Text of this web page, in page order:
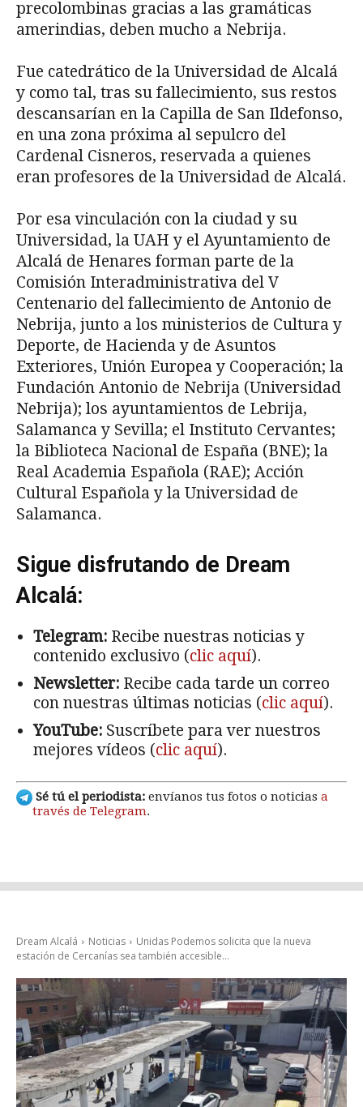
precolombinas gracias a las gramáticas
amerindias, deben mucho a Nebrija.
Fue catedrático de la Universidad de Alcalá
y como tal, tras su fallecimiento, sus restos
descansarían en la Capilla de San Ildefonso,
en una zona próxima al sepulcro del
Cardenal Cisneros, reservada a quienes
eran profesores de la Universidad de Alcalá.
Por esa vinculación con la ciudad y su
Universidad, la UAH y el Ayuntamiento de
Alcalá de Henares forman parte de la
Comisión Interadministrativa del V
Centenario del fallecimiento de Antonio de
Nebrija, junto a los ministerios de Cultura y
Deporte, de Hacienda y de Asuntos
Exteriores, Unión Europea y Cooperación; la
Fundación Antonio de Nebrija (Universidad
Nebrija); los ayuntamientos de Lebrija,
Salamanca y Sevilla; el Instituto Cervantes;
la Biblioteca Nacional de España (BNE); la
Real Academia Española (RAE); Acción
Cultural Española y la Universidad de
Salamanca.
Sigue disfrutando de Dream
Alcalá:
Telegram: Recibe nuestras noticias y
contenido exclusivo (clic aquí).
Newsletter: Recibe cada tarde un correo
con nuestras últimas noticias (clic aquí).
YouTube: Suscríbete para ver nuestros
mejores vídeos (clic aquí).
Sé tú el periodista: envíanos tus fotos o noticias a
través de Telegram.